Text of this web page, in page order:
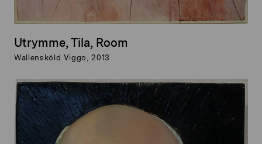
Utrymme, Tila, Room
Wallensköld Viggo, 2013